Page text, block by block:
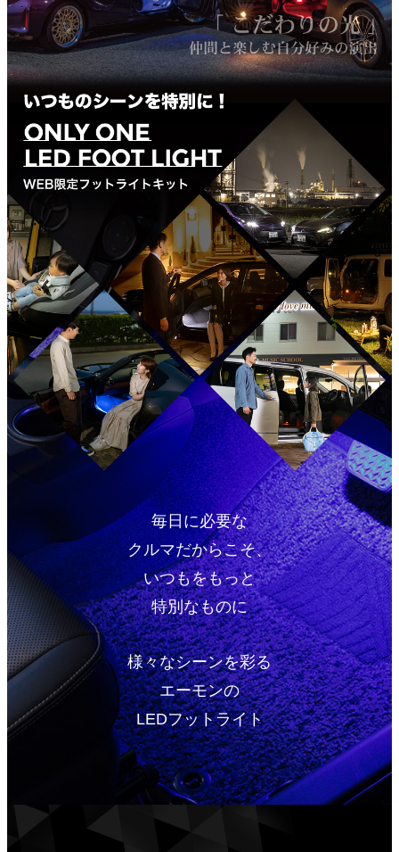
毎日に必要な
クルマだからこそ、
いつもをもっと
特別なものに
様々なシーンを彩る
エーモンの
LEDフットライト